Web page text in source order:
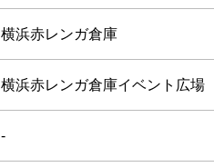
横浜赤レンガ倉庫
横浜赤レンガ倉庫イベント広
-